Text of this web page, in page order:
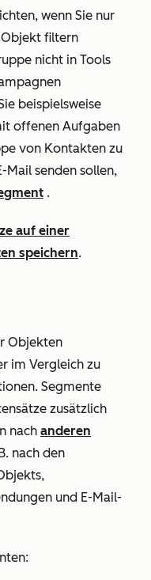
wenn Sie nur
Objekt filtern
nicht in Tools
beispielsweise
offenen Aufgaben
von Kontakten zu
Mail senden sollen,
.
auf einer
speichern.
Objekten
im Vergleich zu
Segmente
zusätzlich
nach anderen
nach den
und E-Mail-